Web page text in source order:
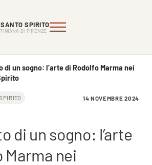
Spirito
SPIRITO
DI FIRENZE
di FIrenze Menu
di un sogno: l’arte di Rodolfo Marma nei
14 NOVEMBRE 2024
di un sogno: l’arte
Marma nei